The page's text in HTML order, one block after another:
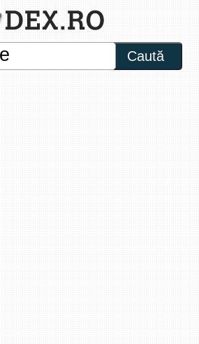
Caută